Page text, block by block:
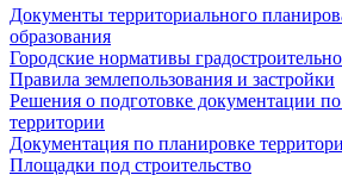
Документы территориального
образования
Городские нормативы
Правила землепользования и застройки
Решения о подготовке документации
территории
Документация по планировке
Площадки под строительство